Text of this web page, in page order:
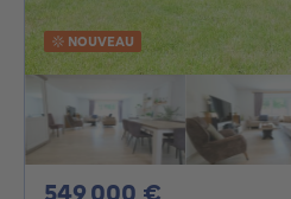
NOUVEAU
549 000 €